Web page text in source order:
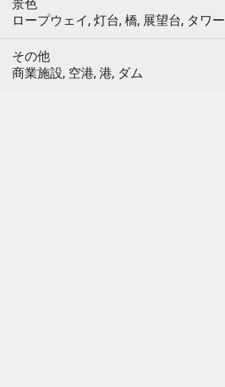
景色
ロープウェイ, 灯台, 橋, 展望台, タワー
その他
商業施設, 空港, 港, ダム